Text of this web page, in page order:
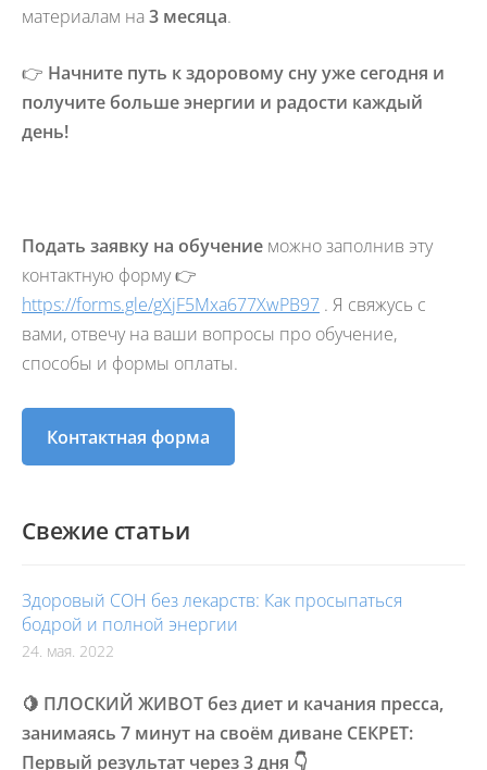
Свежие статьи
Здоровый СОН без лекарств: Как просыпаться
бодрой и полной энергии
24. мая. 2022
🍋 ПЛОСКИЙ ЖИВОТ без диет и качания пресса,
занимаясь 7 минут на своём диване СЕКРЕТ:
Первый результат через 3 дня 👇
материалам на3 месяца.
👉 Начните путь к здоровому сну уже сегодня и
получите больше энергии и радости каждый
день!
Подать заявку на обучение можно заполнив эту
контактную форму 👉
https://forms.gle/gXjF5Mxa677XwPB97 . Я свяжусь с
вами, отвечу на ваши вопросы про обучение,
способы и формы оплаты.
Контактная форма